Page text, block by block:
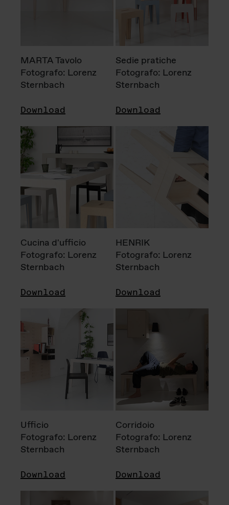
MARTA Tavolo
Fotografo: Lorenz
Sternbach
Download
Sedie pratiche
Fotografo: Lorenz
Sternbach
Download
Cucina d'ufficio
Fotografo: Lorenz
Sternbach
Download
HENRIK
Fotografo: Lorenz
Sternbach
Download
Ufficio
Fotografo: Lorenz
Sternbach
Download
Corridoio
Fotografo: Lorenz
Sternbach
Download